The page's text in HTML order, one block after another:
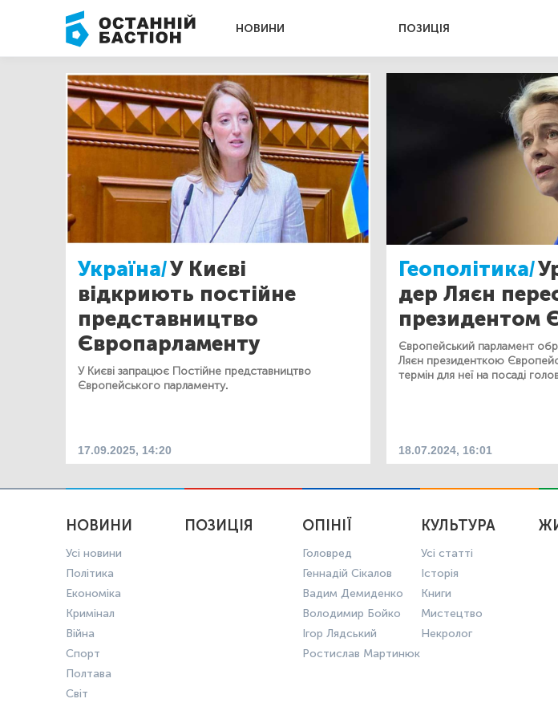
НОВИНИ ПОЗИЦІЯ
Україна/У Києві
відкриють постійне
представництво
Європарламенту
У Києві запрацює Постійне представництво
Європейського парламенту.
17.09.2025, 14:20
Геополітика/
дер Ляєн
президентом
Європейський парламент
Ляєн президенткою
термін для неї на посаді
18.07.2024, 16:01
НОВИНИ
Усі новини
Політика
Економіка
Кримінал
Війна
Спорт
Полтава
Світ
ПОЗИЦІЯ ОПІНІЇ
Головред
Геннадій Сікалов
Вадим Демиденко
Володимир Бойко
Ігор Лядський
Ростислав Мартинюк
КУЛЬТУРА
Усі статті
Історія
Книги
Мистецтво
Некролог